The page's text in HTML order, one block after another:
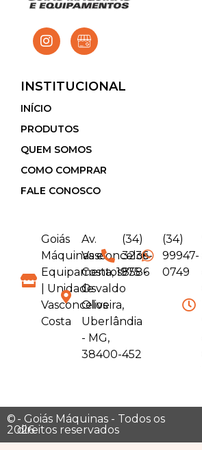
INSTITUCIONAL
INÍCIO
PRODUTOS
QUEM SOMOS
COMO COMPRAR
FALE CONOSCO
Goiás
Máquinas e
Equipamentos
| Unidade
Vasconcelos
Costa
Av.
Vasconcelos
Costa, 1975 -
Osvaldo
Oliveira,
Uberlândia
- MG,
38400-452
(34)
3236-
8586
(34)
99947-
0749
©
2026
- Goiás Máquinas - Todos os
direitos reservados